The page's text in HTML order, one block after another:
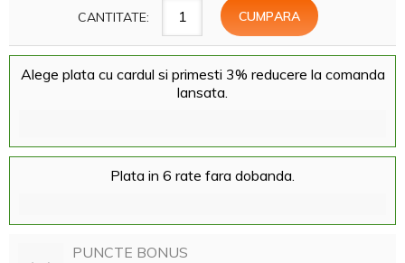
CANTITATE:
Alege plata cu cardul si primesti 3% reducere la comanda
lansata.
Plata in 6 rate fara dobanda.
PUNCTE BONUS